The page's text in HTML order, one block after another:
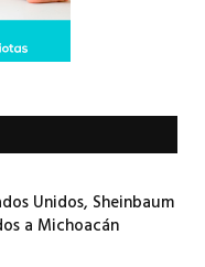
Unidos, Sheinbaum
a Michoacán